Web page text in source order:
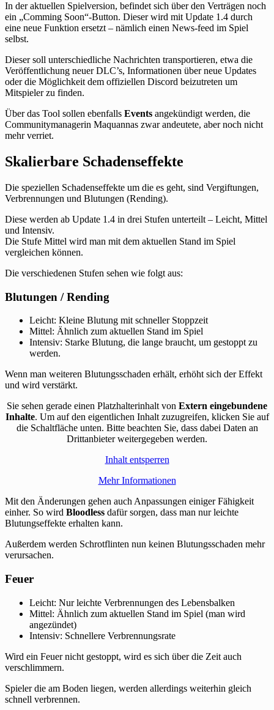
In der aktuellen Spielversion, befindet sich über den Verträgen noch
ein „Comming Soon“-Button. Dieser wird mit Update 1.4 durch
eine neue Funktion ersetzt – nämlich einen News-feed im Spiel
selbst.
Dieser soll unterschiedliche Nachrichten transportieren, etwa die
Veröffentlichung neuer DLC’s, Informationen über neue Updates
oder die Möglichkeit dem offiziellen Discord beizutreten um
Mitspieler zu finden.
Über das Tool sollen ebenfalls Events angekündigt werden, die
Communitymanagerin Maquannas zwar andeutete, aber noch nicht
mehr verriet.
Skalierbare Schadenseffekte
Die speziellen Schadenseffekte um die es geht, sind Vergiftungen,
Verbrennungen und Blutungen (Rending).
Diese werden ab Update 1.4 in drei Stufen unterteilt – Leicht, Mittel
und Intensiv.
Die Stufe Mittel wird man mit dem aktuellen Stand im Spiel
vergleichen können.
Die verschiedenen Stufen sehen wie folgt aus:
Blutungen / Rending
Leicht: Kleine Blutung mit schneller Stoppzeit
Mittel: Ähnlich zum aktuellen Stand im Spiel
Intensiv: Starke Blutung, die lange braucht, um gestoppt zu
werden.
Wenn man weiteren Blutungsschaden erhält, erhöht sich der Effekt
und wird verstärkt.
Sie sehen gerade einen Platzhalterinhalt von Extern eingebundene
Inhalte. Um auf den eigentlichen Inhalt zuzugreifen, klicken Sie auf
die Schaltfläche unten. Bitte beachten Sie, dass dabei Daten an
Drittanbieter weitergegeben werden.
Inhalt entsperren
Mehr Informationen
Mit den Änderungen gehen auch Anpassungen einiger Fähigkeit
einher. So wird Bloodless dafür sorgen, dass man nur leichte
Blutungseffekte erhalten kann.
Außerdem werden Schrotflinten nun keinen Blutungsschaden mehr
verursachen.
Feuer
Leicht: Nur leichte Verbrennungen des Lebensbalken
Mittel: Ähnlich zum aktuellen Stand im Spiel (man wird
angezündet)
Intensiv: Schnellere Verbrennungsrate
Wird ein Feuer nicht gestoppt, wird es sich über die Zeit auch
verschlimmern.
Spieler die am Boden liegen, werden allerdings weiterhin gleich
schnell verbrennen.